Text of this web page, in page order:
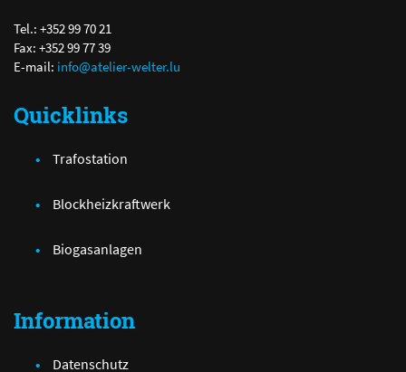
Tel.: +352 99 70 21
Fax: +352 99 77 39
E-mail: info@atelier-welter.lu
Quicklinks
Trafostation
Blockheizkraftwerk
Biogasanlagen
Information
Datenschutz